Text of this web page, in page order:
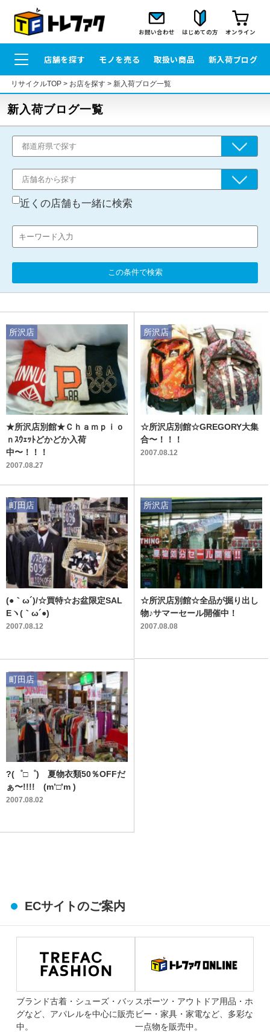
お問い合わせ はじめての方 オンライン
店舗を探す モノを売る 取扱い商品 新入荷ブログ
リサイクルTOP> お店を探す> 新入荷ブログ一覧
新入荷ブログ一覧
近くの店舗も一緒に検索
この条件で検索
★所沢店別館★Ｃｈａｍｐｉｏ
ｎｽｳｪｯﾄどかどか入荷
中〜！！！
2007.08.27
所沢店
☆所沢店別館☆GREGORY大集
合〜！！！
2007.08.12
所沢店
(●｀ω´)/☆買特☆お盆限定SAL
Eヽ(｀ω´●)
2007.08.12
町田店
☆所沢店別館☆全品が掘り出し
物♪サマーセール開催中！
2007.08.08
所沢店
?(゜□゜) 夏物衣類50％OFFだ
ぁ〜!!!! (m’□’m )
2007.08.02
町田店
ECサイトのご案内
ブランド古着・シューズ・バッ
グなど、アパレルを中心に販売
中。
スポーツ・アウトドア用品・ホ
ビー・家具・家電など、多彩な
一点物を販売中。